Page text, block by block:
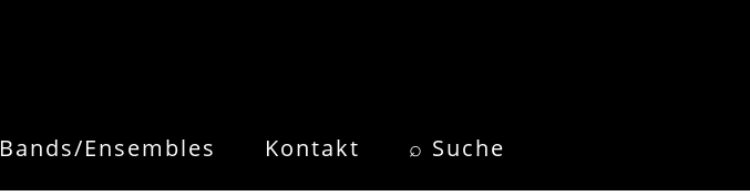
Bands/Ensembles Kontakt ⌕ Suche